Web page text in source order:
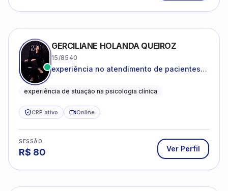
GERCILIANE HOLANDA QUEIROZ
15/8540
experiência no atendimento de pacientes
catastróficos e comportamentos
experiência de atuação na psicologia clínica
CRP ativo Online
SESSÃO
R$ 80 Ver Perfil